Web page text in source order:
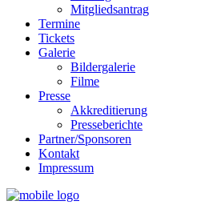
Mitgliedsantrag
Termine
Tickets
Galerie
Bildergalerie
Filme
Presse
Akkreditierung
Presseberichte
Partner/Sponsoren
Kontakt
Impressum